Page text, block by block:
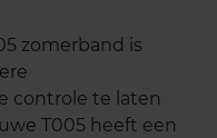
zomerband is
controle te laten
T005 heeft een